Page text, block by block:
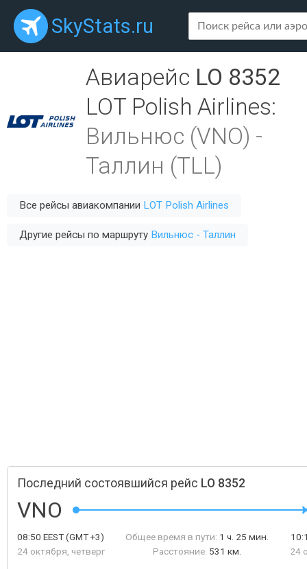
SkyStats.ru
Авиарейс LO 8352
LOT Polish Airlines:
Вильнюс (VNO) -
Таллин (TLL)
Все рейсы авиакомпании LOT Polish Airlines
Другие рейсы по маршруту Вильнюс - Таллин
Последний состоявшийся рейс LO 8352
VNO
08:50 EEST(GMT +3)
24 октября, четверг
Общее время в пути: 1 ч. 25 мин.
Расстояние: 531 км.
24